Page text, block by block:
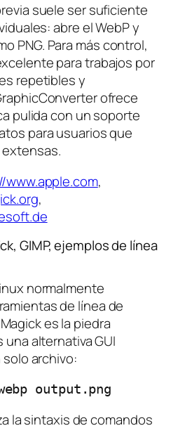
suele ser suficiente
abre el WebP y
PNG. Para más control,
para trabajos por
repetibles y
ofrece
pulida con un soporte
para usuarios que
www.apple.com,
,
GIMP, ejemplos de línea
normalmente
de línea de
es la piedra
una alternativa GUI
archivo:
la sintaxis de comandos